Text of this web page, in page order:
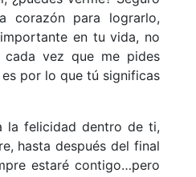
corazón para lograrlo,
en tu vida, no
vez que me pides
por lo que tú significas
la felicidad dentro de ti,
hasta después del final
estaré contigo…pero